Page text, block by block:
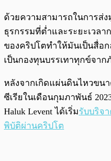
ด้วยความสามารถในการส่
ธุรกรรมที่ต่ำและระยะเวล
ของคริปโตทำให้มันเป็นสื่อ
เป็นกองทุนบรรเทาทุกข์จาก
หลังจากเกิดแผ่นดินไหวขน
ซีเรียในเดือนกุมภาพันธ์
Haluk Levent ได้เริ่มรับบริจ
พิบัติผ่านคริปโต